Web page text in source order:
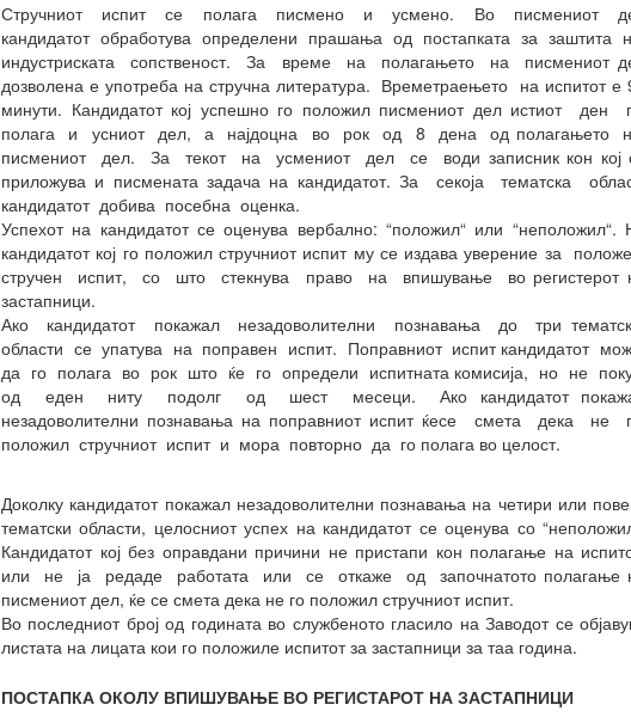
Стручниот испит се полага писмено и усмено. Во писмениот
кандидатот обработува определени прашања од постапката за заштита
индустриската сопственост. За време на полагањето на писмениот
дозволена е употреба на стручна литература. Времетраењето на испитот е
минути. Кандидатот кој успешно го положил писмениот дел истиот ден
полага и усниот дел, а најдоцна во рок од 8 дена од полагањето
писмениот дел. За текот на усмениот дел се води записник кон кој
приложува и писмената задача на кандидатот. За секоја тематска
кандидатот добива посебна оценка.
Успехот на кандидатот се оценува вербално: “положил“ или “неположил“.
кандидатот кој го положил стручниот испит му се издава уверение за
стручен испит, со што стекнува право на впишување во регистерот
застапници.
Ако кандидатот покажал незадоволителни познавања до три
области се упатува на поправен испит. Поправниот испит кандидатот
да го полага во рок што ќе го определи испитната комисија, но не
од еден ниту подолг од шест месеци. Ако кандидатот
незадоволителни познавања на поправниот испит ќесе смета дека не
положил стручниот испит и мора повторно да го полага во целост.
Доколку кандидатот покажал незадоволителни познавања на четири или
тематски области, целосниот успех на кандидатот се оценува со
Кандидатот кој без оправдани причини не пристапи кон полагање на
или не ја редаде работата или се откаже од започнатото полагање
писмениот дел, ќе се смета дека не го положил стручниот испит.
Во последниот број од годината во службеното гласило на Заводот се
листата на лицата кои го положиле испитот за застапници за таа година.
ПОСТАПКА ОКОЛУ ВПИШУВАЊЕ ВО РЕГИСТАРОТ НА ЗАСТАПНИЦИ